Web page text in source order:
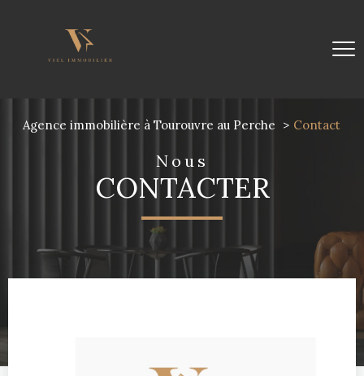
Agence immobilière à Tourouvre au Perche Contact
nous
CONTACTER